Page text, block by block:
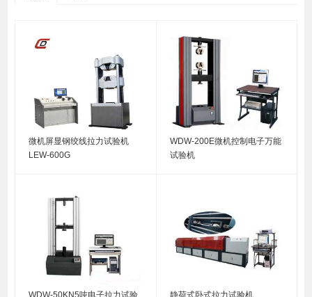
微机屏显钢绞线拉力试验机
LEW-600G
WDW-200E微机控制电子万能
试验机
WDW-50KN5吨电子拉力试验 静荷式卧式拉力试验机